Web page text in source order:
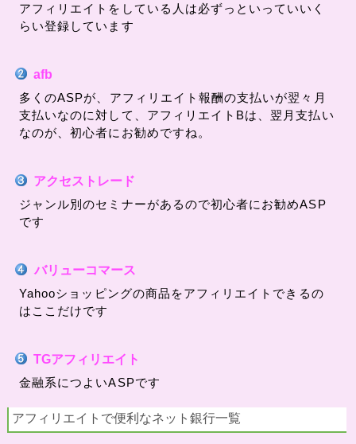
アフィリエイトをしている人は必ずっといっていいく
らい登録しています
afb
多くのASPが、アフィリエイト報酬の支払いが翌々月
支払いなのに対して、アフィリエイトBは、翌月支払い
なのが、初心者にお勧めですね。
アクセストレード
ジャンル別のセミナーがあるので初心者にお勧めASP
です
バリューコマース
Yahooショッピングの商品をアフィリエイトできるの
はここだけです
TGアフィリエイト
金融系につよいASPです
アフィリエイトで便利なネット銀行一覧